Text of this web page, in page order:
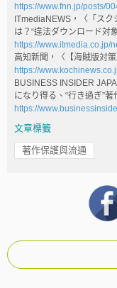
https://www.fnn.jp/posts/
ITmediaNEWS，〈「ス
は？“違法ダウンロード対
https://www.itmedia.co.jp/
高知新聞，〈【海賊版対
https://
BUSINESS INSIDER
になり得る、“行き過ぎ”著
https://
文章標籤
著作保護與流通